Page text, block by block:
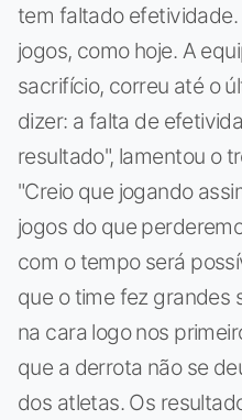
tem faltado
jogos, como hoje. A
sacrifício, correu até o
dizer: a falta de
resultado", lamentou o
"Creio que jogando
jogos do que
com o tempo será
que o time fez grandes
na cara logo nos
que a derrota não se
dos atletas. Os